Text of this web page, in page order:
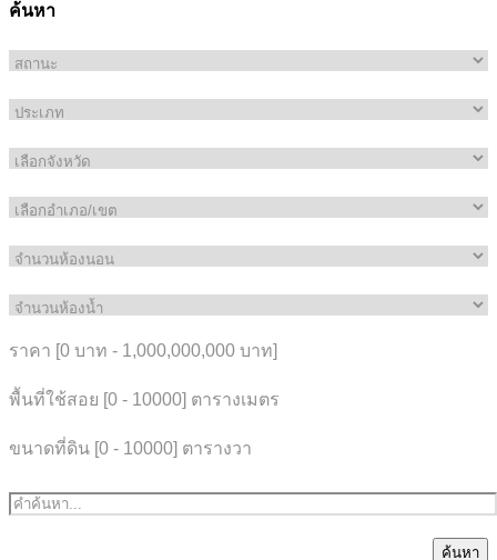
ค้นหา
ราคา [0 บาท - 1,000,000,000 บาท]
พื้นที่ใช้สอย [0 - 10000] ตารางเมตร
ขนาดที่ดิน [0 - 10000] ตารางวา
ค้นหา